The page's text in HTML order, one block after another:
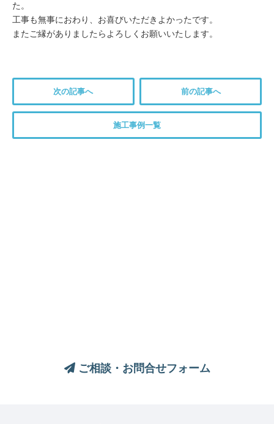
た。
工事も無事におわり、お喜びいただきよかったです。
またご縁がありましたらよろしくお願いいたします。
次の記事へ 前の記事へ
施工事例一覧
ご相談・お問合せフォーム